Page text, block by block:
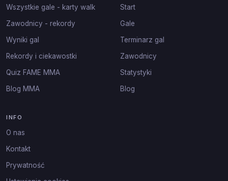
Wszystkie gale - karty walk
Zawodnicy - rekordy
Wyniki gal
Rekordy i ciekawostki
Quiz FAME MMA
Blog MMA
Start
Gale
Terminarz gal
Zawodnicy
Statystyki
Blog
INFO
O nas
Kontakt
Prywatność